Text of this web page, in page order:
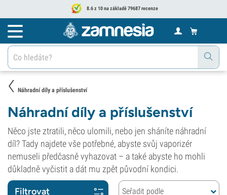
8.6 z 10 na základě 79687 recenze
Náhradní díly a příslušenství
Náhradní díly a příslušenství
Něco jste ztratili, něco ulomili, nebo jen sháníte náhradní
díl? Tady najdete vše potřebné, abyste svůj vaporizér
nemuseli předčasně vyhazovat – a také abyste ho mohli
důkladně vyčistit a dát mu zpět původní kondici.
Filtrovat Seřadit podle